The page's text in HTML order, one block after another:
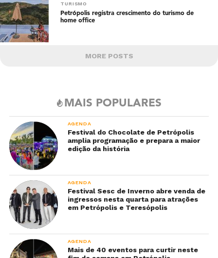
TURISMO
Petrópolis registra crescimento do turismo de
home office
MORE POSTS
MAIS POPULARES
AGENDA
Festival do Chocolate de Petrópolis
amplia programação e prepara a maior
edição da história
AGENDA
Festival Sesc de Inverno abre venda de
ingressos nesta quarta para atrações
em Petrópolis e Teresópolis
AGENDA
Mais de 40 eventos para curtir neste